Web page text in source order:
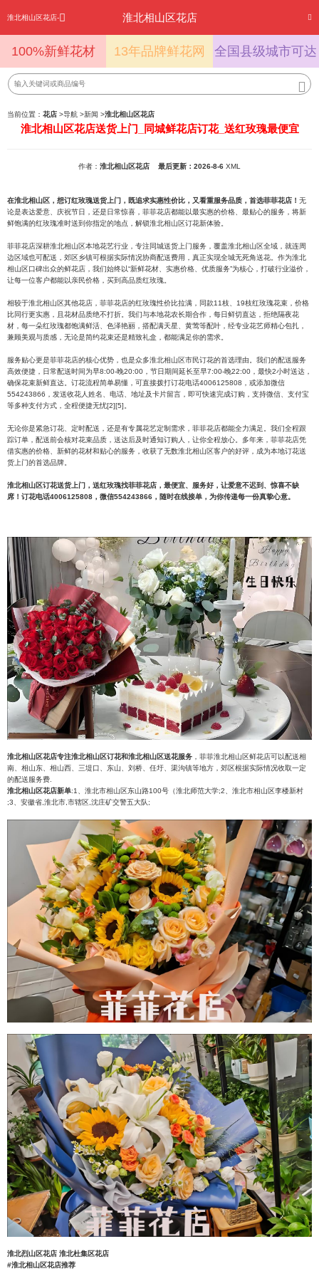
淮北相山区花店- 淮北相山区花店
100%新鲜花材 13年品牌鲜花网 全国县级城市可达
当前位置： 花店 >导航 >新闻 >淮北相山区花店
淮北相山区花店送货上门_同城鲜花店订花_送红玫瑰最便宜
作者： 淮北相山区花店 最后更新：2026-8-6 XML
在淮北相山区，想订红玫瑰送货上门，既追求实惠性价比，又看重服务品质，首选菲菲花店！ 无
论是表达爱意、庆祝节日，还是日常惊喜，菲菲花店都能以最实惠的价格、最贴心的服务，将新
鲜饱满的红玫瑰准时送到你指定的地点，解锁淮北相山区订花新体验。
菲菲花店深耕淮北相山区本地花艺行业，专注同城送货上门服务，覆盖淮北相山区全域，就连周
边区域也可配送，郊区乡镇可根据实际情况协商配送费用，真正实现全城无死角送花。作为淮北
相山区口碑出众的鲜花店，我们始终以“新鲜花材、实惠价格、优质服务”为核心，打破行业溢价，
让每一位客户都能以亲民价格，买到高品质红玫瑰。
相较于淮北相山区其他花店，菲菲花店的红玫瑰性价比拉满，同款11枝、19枝红玫瑰花束，价格
比同行更实惠，且花材品质绝不打折。我们与本地花农长期合作，每日鲜切直达，拒绝隔夜花
材，每一朵红玫瑰都饱满鲜活、色泽艳丽，搭配满天星、黄莺等配叶，经专业花艺师精心包扎，
兼顾美观与质感，无论是简约花束还是精致礼盒，都能满足你的需求。
服务贴心更是菲菲花店的核心优势，也是众多淮北相山区市民订花的首选理由。我们的配送服务
高效便捷，日常配送时间为早8:00-晚20:00，节日期间延长至早7:00-晚22:00，最快2小时送达，
确保花束新鲜直达。订花流程简单易懂，可直接拨打订花电话4006125808，或添加微信
554243866，发送收花人姓名、电话、地址及卡片留言，即可快速完成订购，支持微信、支付宝
等多种支付方式，全程便捷无忧[2][5]。
无论你是紧急订花、定时配送，还是有专属花艺定制需求，菲菲花店都能全力满足。我们全程跟
踪订单，配送前会核对花束品质，送达后及时通知订购人，让你全程放心。多年来，菲菲花店凭
借实惠的价格、新鲜的花材和贴心的服务，收获了无数淮北相山区客户的好评，成为本地订花送
货上门的首选品牌。
淮北相山区订花送货上门，送红玫瑰找菲菲花店，最便宜、服务好，让爱意不迟到、惊喜不缺
席！订花电话4006125808，微信554243866，随时在线接单，为你传递每一份真挚心意。
淮北相山区花店专注淮北相山区订花和淮北相山区送花服务 ，菲菲淮北相山区鲜花店可以配送相
南、相山东、相山西、三堤口、东山、刘桥、任圩、渠沟镇等地方，郊区根据实际情况收取一定
的配送服务费.
淮北相山区花店新单:1、淮北市相山区东山路100号（淮北师范大学;2、淮北市相山区李楼新村
;3、安徽省,淮北市,市辖区,沈庄矿交警五大队;
淮北烈山区花店 淮北杜集区花店
#淮北相山区花店推荐